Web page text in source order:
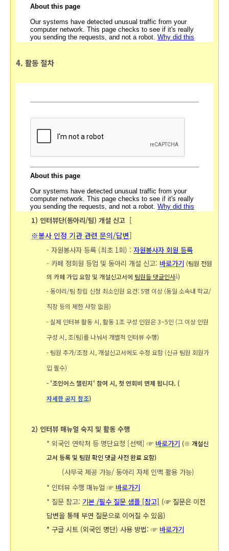
4. 활동 절차
1) 인터뷰단(동아리/팀) 개설 신고 [
※봉사 인정 기관 관련 문의/답변]
- 자원봉사자 등록 (최초 1회) : 자원봉사자 회원 등록
- 카페 정회원 등업 및 동아리 개설 신고: 바로가기 (팀원 전원
의 카페 가입 요함 및 개설신고서에 팀원들 댓글인사1 )
-동아리/팀 창립 신청 최소인원 요건: 5명 이상 (동일 소속내 학교/
직장 등의 제한 사항 없음)
-실제 인터뷰 활동 시, 활동 1조 구성 인원은 3~5인 (그 이상 인원
구성 시, 조(팀)를 나눠서 개별적 인터뷰 수행)
- 팀원 추가/조정 시, 개설신고서에도 수정 요함 (신규 팀원 회원가
입 필수)
- '조인어스 챌린지' 참여 시, 첫 연회비 면제 됩니다. (
자세한 공지 참조)
2) 인터뷰 매뉴얼 숙지 및 활동 수행
* 외국인 연락처 등 명단요청 [선택] ☞ 바로가기 (※ 개설신
고서 등록 및 팀원 확인 댓글 사전 완료 요함)
(사무국 제공 가능/ 동아리 자체 인맥 활용 가능)
* 인터뷰 수행 매뉴얼 ☞ 바로가기
* 질문 참고: 기본 /필수 질문 샘플 [참고] (☞ 질문은 이전
답변을 통해 부연 질문으로 이어질 수 있음)
* 구글 시트 (외국인 명단) 사용 방법: ☞ 바로가기